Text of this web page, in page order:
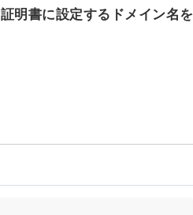
明書に設定するドメイン名を